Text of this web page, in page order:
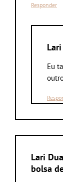
Responder
Lari
Eu
Lari
bolsa